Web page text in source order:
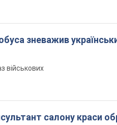
зневажив
військових
салону краси